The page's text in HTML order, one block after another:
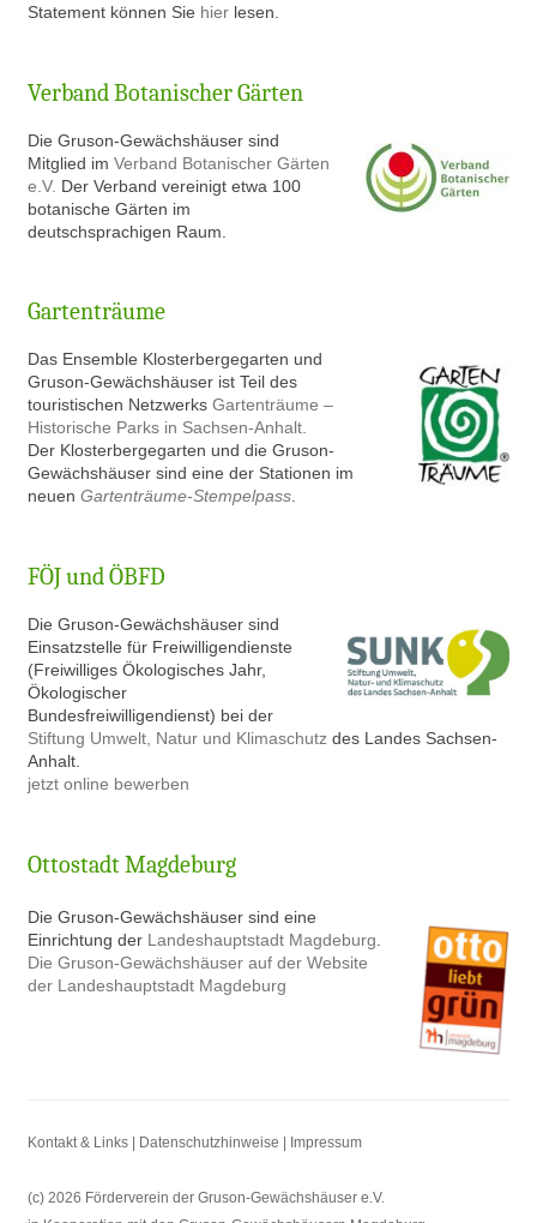
Statement können Sie hier lesen.
Verband Botanischer Gärten
Die Gruson-Gewächshäuser sind
Mitglied imVerband Botanischer Gärten
e.V. Der Verband vereinigt etwa 100
botanische Gärten im
deutschsprachigen Raum.
Gartenträume
Das Ensemble Klosterbergegarten und
Gruson-Gewächshäuser ist Teil des
touristischen NetzwerksGartenträume –
Historische Parks in Sachsen-Anhalt.
Der Klosterbergegarten und die Gruson-
Gewächshäuser sind eine der Stationen im
neuenGartenträume-Stempelpass.
FÖJ und ÖBFD
Die Gruson-Gewächshäuser sind
Einsatzstelle für Freiwilligendienste
(Freiwilliges Ökologisches Jahr,
Ökologischer
Bundesfreiwilligendienst) bei der
Stiftung Umwelt, Natur und Klimaschutz des Landes Sachsen-
Anhalt.
jetzt online bewerben
Ottostadt Magdeburg
Die Gruson-Gewächshäuser sind eine
Einrichtung der
Landeshauptstadt Magdeburg
Die Gruson-Gewächshäuser auf der Website
der Landeshauptstadt Magdeburg
Kontakt & Links | Datenschutzhinweise | Impressum
(c) 2026 Förderverein der Gruson-Gewächshäuser e.V.